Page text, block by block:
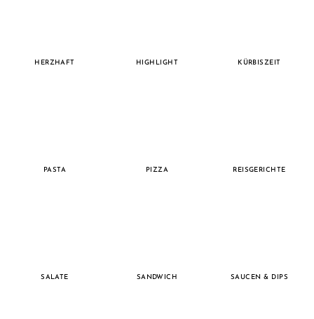
HERZHAFT HIGHLIGHT KÜRBISZEIT
PASTA PIZZA REISGERICHTE
SALATE SANDWICH SAUCEN & DIPS